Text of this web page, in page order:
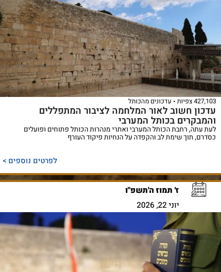
427,103 צפיות עדכונים מהכותל
עדכון חשוב לאור המלחמה לציבור המתפללים
והמבקרים בכותל המערבי
לעת עתה, רחבת הכותל המערבי ואתרי מנהרות הכותל פתוחים ופועלים
כסדרם, תוך שימת לב והקפדה על הנחיות פיקוד העורף
לפרטים נוספים >
ז' תמוז ה'תשפ"ו
יוני 22, 2026